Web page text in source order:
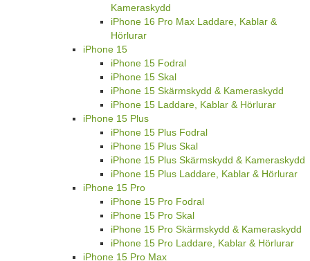
Kameraskydd
iPhone 16 Pro Max Laddare, Kablar &
Hörlurar
iPhone 15
iPhone 15 Fodral
iPhone 15 Skal
iPhone 15 Skärmskydd & Kameraskydd
iPhone 15 Laddare, Kablar & Hörlurar
iPhone 15 Plus
iPhone 15 Plus Fodral
iPhone 15 Plus Skal
iPhone 15 Plus Skärmskydd & Kameraskydd
iPhone 15 Plus Laddare, Kablar & Hörlurar
iPhone 15 Pro
iPhone 15 Pro Fodral
iPhone 15 Pro Skal
iPhone 15 Pro Skärmskydd & Kameraskydd
iPhone 15 Pro Laddare, Kablar & Hörlurar
iPhone 15 Pro Max